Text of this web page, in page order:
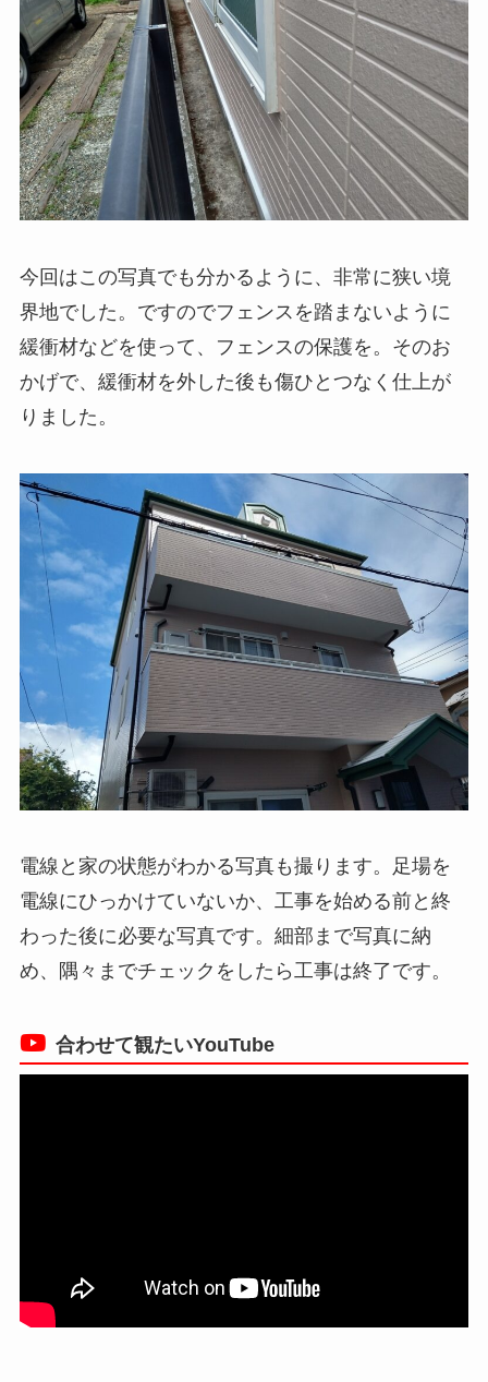
今回はこの写真でも分かるように、非常に狭い境
界地でした。ですのでフェンスを踏まないように
緩衝材などを使って、フェンスの保護を。そのお
かげで、緩衝材を外した後も傷ひとつなく仕上が
りました。
電線と家の状態がわかる写真も撮ります。足場を
電線にひっかけていないか、工事を始める前と終
わった後に必要な写真です。細部まで写真に納
め、隅々までチェックをしたら工事は終了です。
合わせて観たいYouTube